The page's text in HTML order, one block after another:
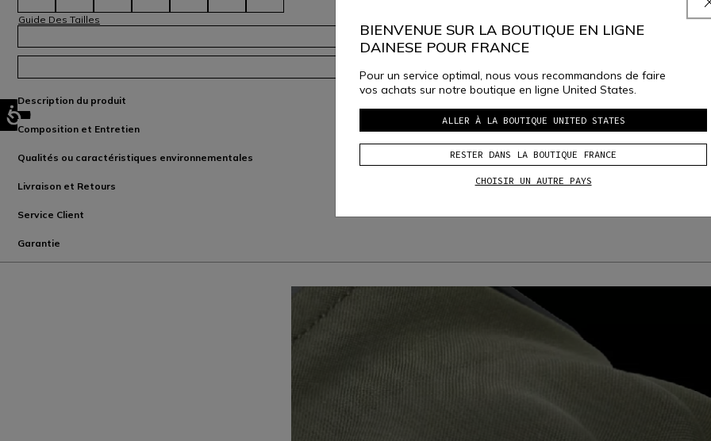
Guide Des Tailles
SÉLECTIONNER LA TAILLE
Description du produit
Composition et Entretien
Qualités ou caractéristiques environnementales
Livraison et Retours
Service Client
Garantie
BIENVENUE SUR LA BOUTIQUE EN LIGNE
DAINESE POUR FRANCE
Pour un service optimal, nous vous recommandons de faire
vos achats sur notre boutique en ligne United States.
ALLER À LA BOUTIQUE UNITED STATES
RESTER DANS LA BOUTIQUE FRANCE
CHOISIR UN AUTRE PAYS